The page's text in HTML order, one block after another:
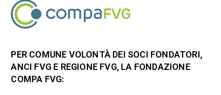
PER COMUNE VOLONTÀ DEI SOCI FONDATORI,
ANCI FVG E REGIONE FVG, LA FONDAZIONE
COMPA FVG: